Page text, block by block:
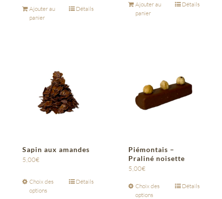
Ajouter au
panier
Détails
Ajouter au
panier
Détails
Sapin aux amandes
5,00€
Choix des
options
Détails
Piémontais –
Praliné noisette
5,00€
Choix des
options
Détails